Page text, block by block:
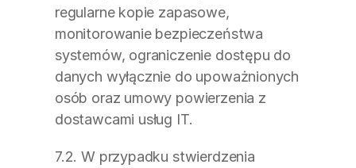
regularne kopie zapasowe,
monitorowanie bezpieczeństwa
systemów, ograniczenie dostępu do
danych wyłącznie do upoważnionych
osób oraz umowy powierzenia z
dostawcami usług IT.
7.2. W przypadku stwierdzenia